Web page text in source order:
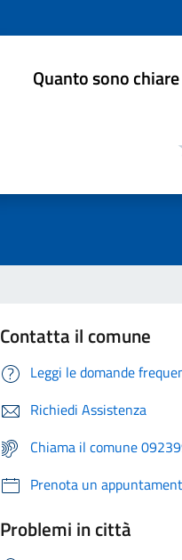
Quanto sono
Contatta il comune
Leggi le domande
Richiedi Assistenza
Chiama il comune
Prenota un
Problemi in città